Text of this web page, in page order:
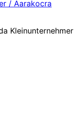
/ Aarakocra
Kleinunternehmer